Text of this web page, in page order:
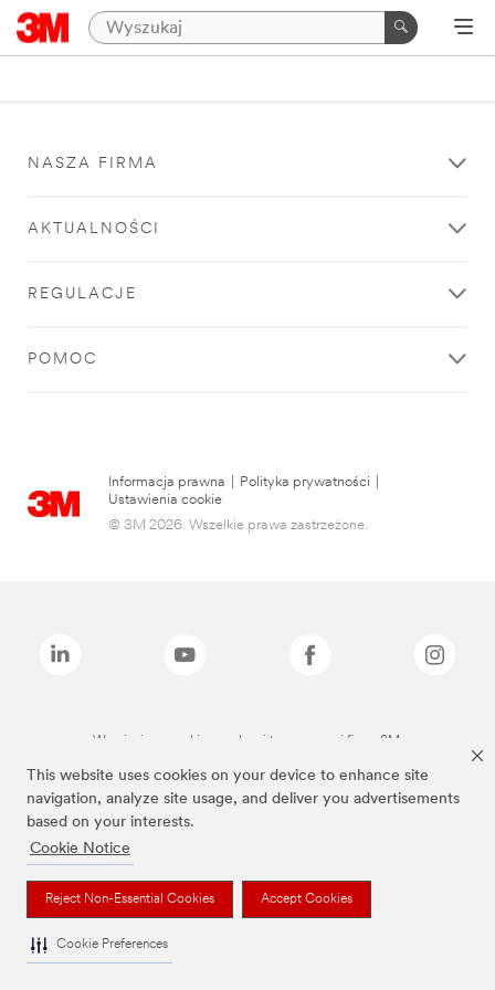
This website uses cookies on your device to enhance site
navigation, analyze site usage, and deliver you advertisements
based on your interests.
Cookie Notice
Reject Non-Essential Cookies Accept Cookies
Cookie Preferences
NASZA FIRMA
AKTUALNOŚCI
REGULACJE
POMOC
Informacja prawna Polityka prywatności
Ustawienia cookie
© 3M 2026. Wszelkie prawa zastrzeżone.
Wymienione marki są znakami towarowymi firmy 3M.